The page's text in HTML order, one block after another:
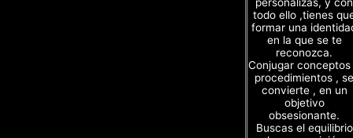
todo ello ,tienes
formar una
en la que se te
reconozca.
Conjugar
procedimientos , se
convierte , en un
objetivo
obsesionante.
Buscas el equilibrio